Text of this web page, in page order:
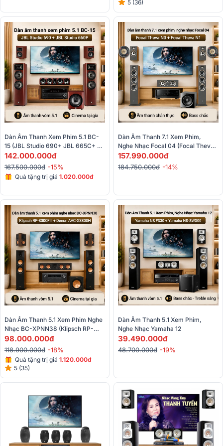
5 (36)
Dàn Âm Thanh Xem Phim 5.1 BC-
15 (JBL Studio 690+ JBL 665C+
JBL 610+ JBL Studio 660P+
Denon AVC X4700H)
142.000.000đ
167.500.000đ -15%
Quà tặng trị giá 1.020.000đ
Dàn Âm Thanh 7.1 Xem Phim,
Nghe Nhạc Focal 04 (Focal Theva
N3, Focal Theva N1, Focal Center
Theva,...)
157.990.000đ
184.750.000đ -14%
Dàn Âm Thanh 5.1 Xem Phim Nghe
Nhạc BC-XPNN38 (Klipsch RP-
8000F II, RP-502S II, RP-504C II,
R-121SW, Denon AVC-X3800H)
98.000.000đ
118.900.000đ -18%
Quà tặng trị giá 1.120.000đ
5 (35)
Dàn Âm Thanh 5.1 Xem Phim,
39.490.000đ
48.700.000đ -19%